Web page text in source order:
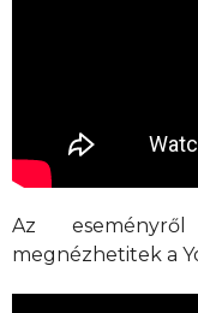
Az
megnézhetitek a